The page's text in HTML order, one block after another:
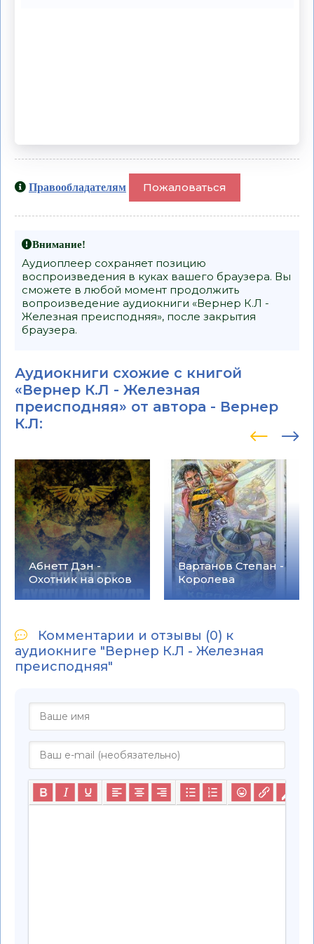
Правообладателям Пожаловаться
Внимание!
Аудиоплеер сохраняет позицию
воспроизведения в куках вашего браузера. Вы
сможете в любой момент продолжить
вопроизведение аудиокниги «Вернер К.Л -
Железная преисподняя», после закрытия
браузера.
Аудиокниги схожие с книгой
«Вернер К.Л - Железная
преисподняя» от автора - Вернер
К.Л:
Абнетт Дэн -
Охотник на орков
Вартанов Степан -
Королева
Комментарии и отзывы (0) к
аудиокниге "Вернер К.Л - Железная
преисподняя"